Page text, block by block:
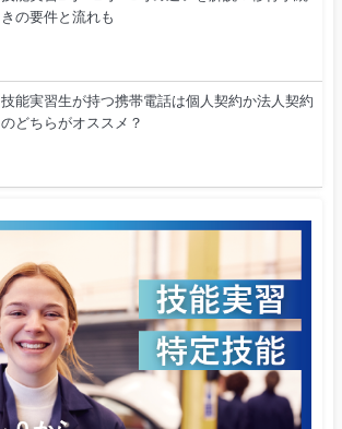
きの要件と流れも
技能実習生が持つ携帯電話は個人契約か法人契約
のどちらがオススメ？